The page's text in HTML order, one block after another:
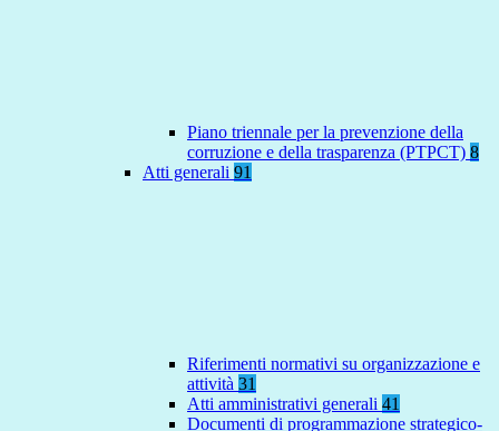
Piano triennale per la prevenzione della
corruzione e della trasparenza (PTPCT) 8
Atti generali 91
Riferimenti normativi su organizzazione e
attività 31
Atti amministrativi generali 41
Documenti di programmazione strategico-